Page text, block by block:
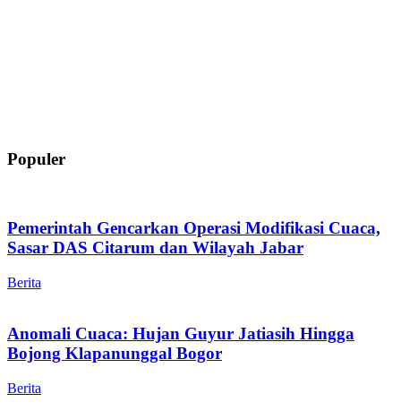
Populer
Pemerintah Gencarkan Operasi Modifikasi Cuaca,
Sasar DAS Citarum dan Wilayah Jabar
Berita
Anomali Cuaca: Hujan Guyur Jatiasih Hingga
Bojong Klapanunggal Bogor
Berita